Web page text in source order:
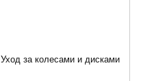
Уход за колесами и дисками